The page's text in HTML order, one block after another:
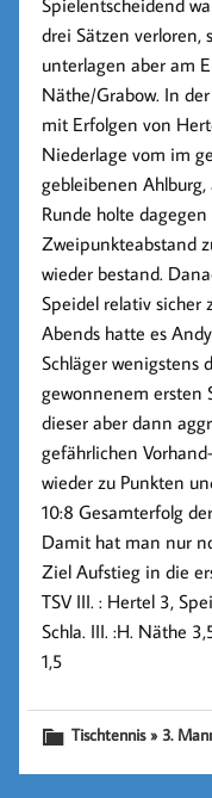
drei Sätzen verloren,
unterlagen aber am
Näthe/Grabow. In
mit Erfolgen von
Niederlage vom im
gebleibenen
Runde holte
Zweipunkteabstand
wieder bestand.
Speidel relativ sicher
Abends hatte es
Schläger wenigstens
gewonnenem ersten
dieser aber dann
gefährlichen
wieder zu Punkten
10:8 Gesamterfolg
Damit hat man nur
Ziel Aufstieg in die
TSV III. : Hertel 3,
Schla. III. :H. Näthe
1,5
Tischtennis » 3.